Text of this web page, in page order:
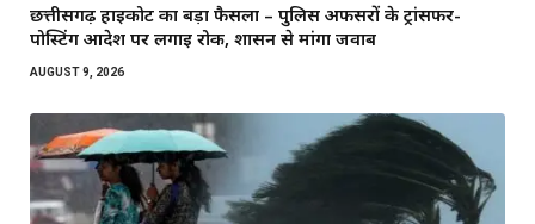
छत्तीसगढ़ हाईकोर्ट का बड़ा फैसला – पुलिस अफसरों के ट्रांसफर-
पोस्टिंग आदेश पर लगाई रोक, शासन से मांगा जवाब
AUGUST 9, 2026